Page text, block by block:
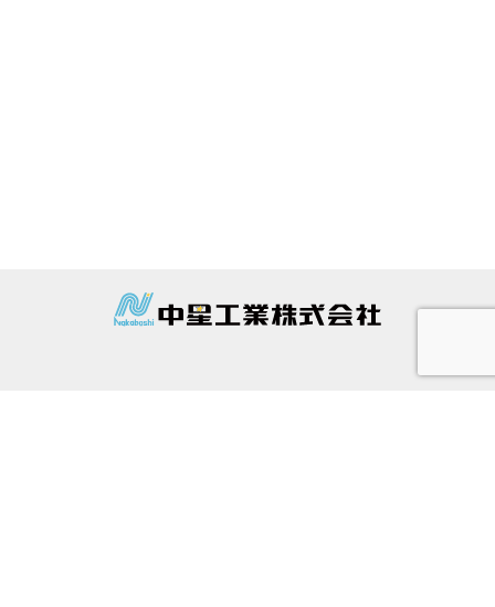
中星工業